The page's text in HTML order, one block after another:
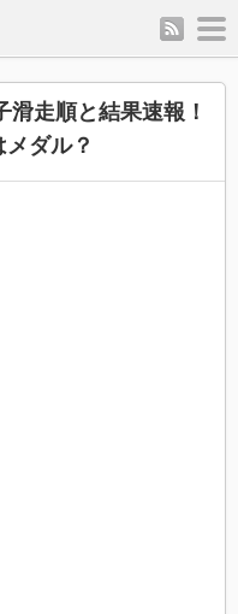
rss
滑走順と結果速報！
ダル？